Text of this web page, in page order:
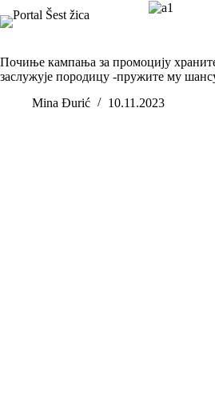
to
Почиње кампања за промоцију
заслужује породицу -пружите му
Mina Đurić
10.11.2023